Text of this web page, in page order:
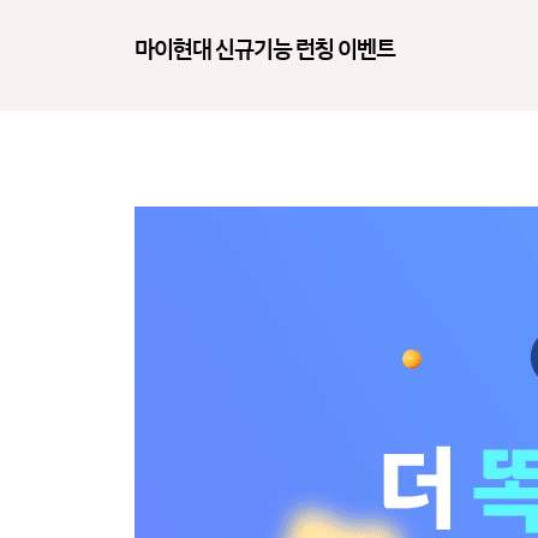
마이현대 신규기능 런칭 이벤트